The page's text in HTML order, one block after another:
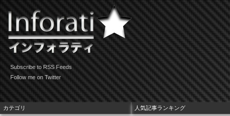
Subscribe to RSS Feeds
Follow me on Twitter
カテゴリ 人気記事ランキング